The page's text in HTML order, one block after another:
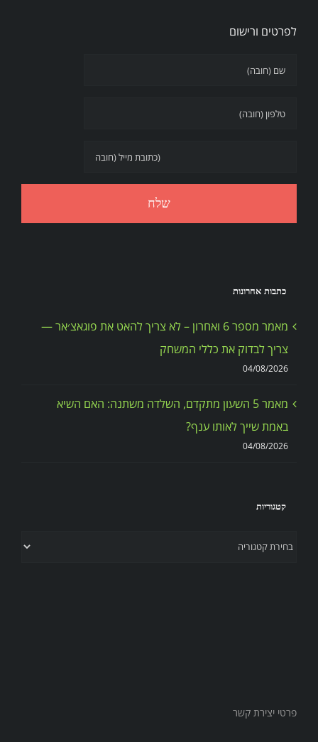
לפרטים ורישום
כתבות אחרונות
מאמר מספר 6 ואחרון – לא צריך להאט את פוגאצ׳אר —
צריך לבדוק את כללי המשחק
04/08/2026
מאמר 5 השעון מתקדם, השלדה משתנה: האם השיא
באמת שייך לאותו ענף?
04/08/2026
קטגוריות
קטגוריות
פרטי יצירת קשר